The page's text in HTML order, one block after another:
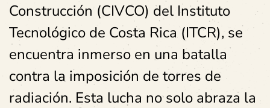
Construcción (CIVCO) del Instituto
Tecnológico de Costa Rica (ITCR), se
encuentra inmerso en una batalla
contra la imposición de torres de
radiación. Esta lucha no solo abraza la